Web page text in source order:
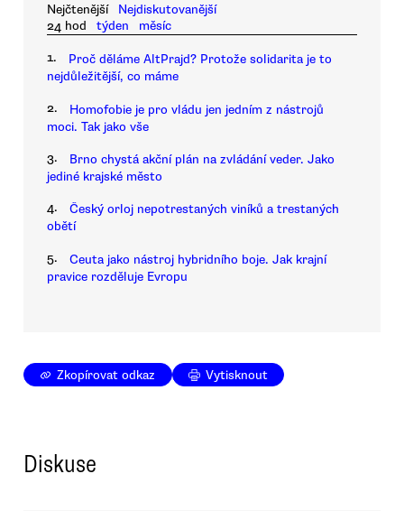
Nejčtenější
Nejdiskutovanější
24 hod
týden měsíc
1.
Proč děláme AltPrajd? Protože solidarita je to
nejdůležitější, co máme
2.
Homofobie je pro vládu jen jedním z nástrojů
moci. Tak jako vše
3.
Brno chystá akční plán na zvládání veder. Jako
jediné krajské město
4.
Český orloj nepotrestaných viníků a trestaných
obětí
5.
Ceuta jako nástroj hybridního boje. Jak krajní
pravice rozděluje Evropu
Zkopírovat odkaz Vytisknout
Diskuse